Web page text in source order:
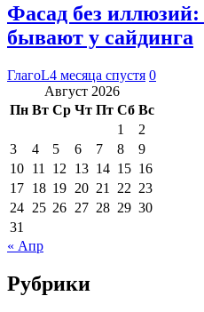
Фасад без
бывают у сайдинга
ГлагоL4 месяца спустя 0
Август 2026
Пн Вт Ср Чт Пт Сб Вс
1
2
3
4 5 6 7 8
9
10 11 12 13 14 15 16
17 18 19 20 21 22 23
24 25 26 27 28 29 30
31
« Апр
Рубрики